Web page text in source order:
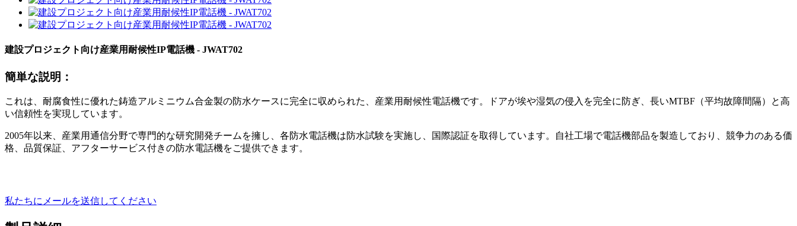
建設プロジェクト向け産業用耐候性IP電話機 - JWAT702
簡単な説明：
これは、耐腐食性に優れた鋳造アルミニウム合金製の防水ケースに完全に収められた、産業用耐候性電話機です。ドアが埃や湿気の侵入を完全に防ぎ、長いMTBF（平均故障間隔）と高
い信頼性を実現しています。
2005年以来、産業用通信分野で専門的な研究開発チームを擁し、各防水電話機は防水試験を実施し、国際認証を取得しています。自社工場で電話機部品を製造しており、競争力のある価
格、品質保証、アフターサービス付きの防水電話機をご提供できます。
私たちにメールを送信してください